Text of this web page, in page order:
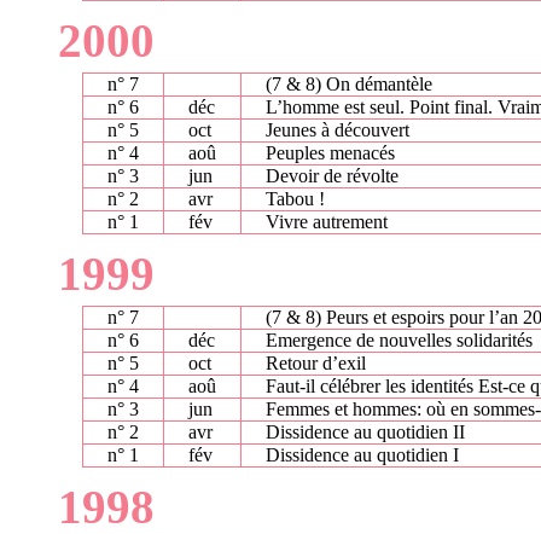
2000
n° 7
(7 & 8) On démantèle
n° 6
déc
L’homme est seul. Point final.
n° 5
oct
Jeunes à découvert
n° 4
aoû
Peuples menacés
n° 3
jun
Devoir de révolte
n° 2
avr
Tabou !
n° 1
fév Vivre autrement
1999
n° 7
(7 & 8) Peurs et espoirs pour l’an
n° 6
déc
Emergence de nouvelles solidarités
n° 5
oct
Retour d’exil
n° 4
aoû
Faut-il célébrer les identités Est-ce
n° 3
jun
Femmes et hommes: où en
n° 2
avr
Dissidence au quotidien II
n° 1
fév Dissidence au quotidien I
1998